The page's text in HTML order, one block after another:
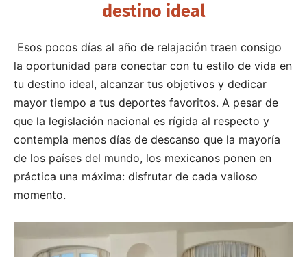
destino ideal
Esos pocos días al año de relajación traen consigo
la oportunidad para conectar con tu estilo de vida en
tu destino ideal, alcanzar tus objetivos y dedicar
mayor tiempo a tus deportes favoritos. A pesar de
que la legislación nacional es rígida al respecto y
contempla menos días de descanso que la mayoría
de los países del mundo, los mexicanos ponen en
práctica una máxima: disfrutar de cada valioso
momento.